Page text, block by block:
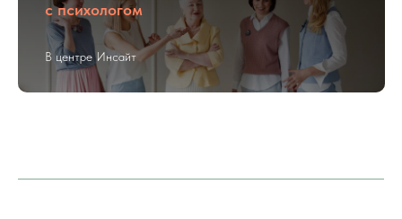
с психологом
В центре Инсайт